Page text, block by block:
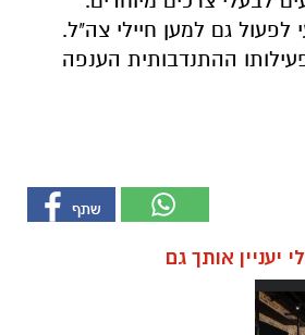
לפעול גם למען חיילי צה"ל.
ההתנדבותית הענפה
יעניין אותך גם